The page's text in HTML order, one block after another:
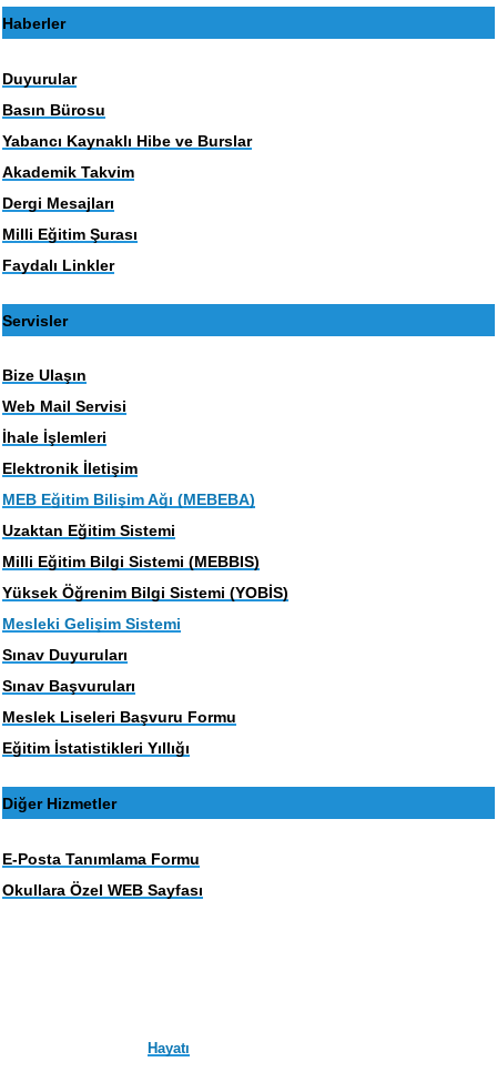
Haberler
Duyurular
Basın Bürosu
Yabancı Kaynaklı Hibe ve Burslar
Akademik Takvim
Dergi Mesajları
Milli Eğitim Şurası
Faydalı Linkler
Servisler
Bize Ulaşın
Web Mail Servisi
İhale İşlemleri
Elektronik İletişim
MEB Eğitim Bilişim Ağı (MEBEBA)
Uzaktan Eğitim Sistemi
Milli Eğitim Bilgi Sistemi (MEBBIS)
Yüksek Öğrenim Bilgi Sistemi (YOBİS)
Mesleki Gelişim Sistemi
Sınav Duyuruları
Sınav Başvuruları
Meslek Liseleri Başvuru Formu
Eğitim İstatistikleri Yıllığı
Diğer Hizmetler
E-Posta Tanımlama Formu
Okullara Özel WEB Sayfası
Hayatı